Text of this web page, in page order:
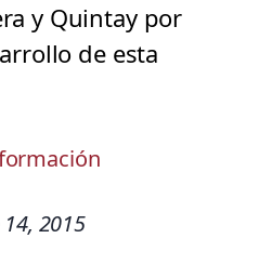
y Quintay por
de esta
2015